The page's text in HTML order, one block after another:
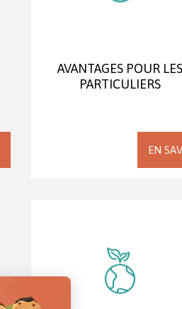
AVANTAGES POUR LES
PARTICULIERS
EN